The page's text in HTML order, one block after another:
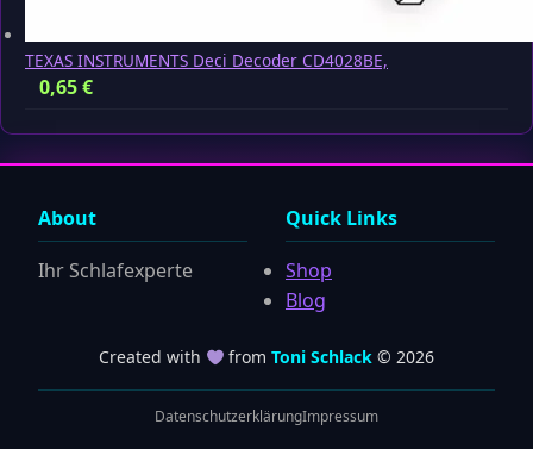
TEXAS INSTRUMENTS Deci Decoder CD4028BE,
0,65€
About
Ihr Schlafexperte
Quick Links
Shop
Blog
Created with fromToni Schlack © 2026
DatenschutzerklärungImpressum